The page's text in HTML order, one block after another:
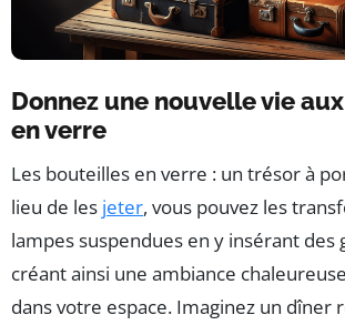
Donnez une nouvelle vie
en verre
Les bouteilles en verre : un trésor à
lieu de les jeter, vous pouvez les
lampes suspendues en y insérant des
créant ainsi une ambiance
dans votre espace. Imaginez un dîner